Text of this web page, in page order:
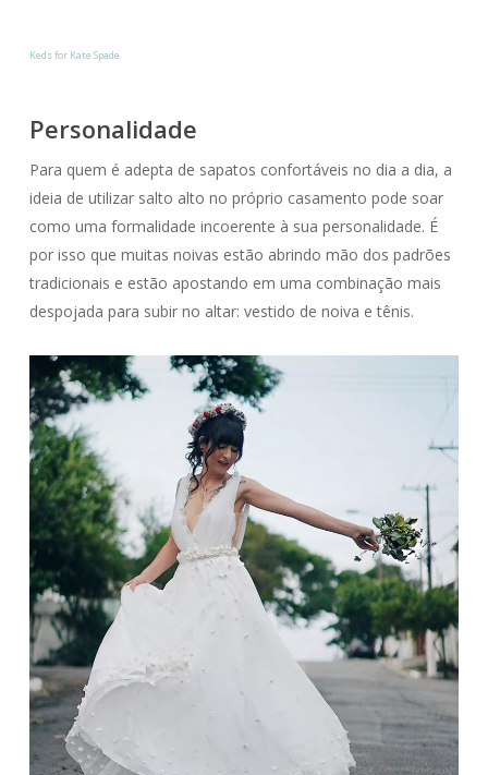
Keds for Kate Spade
Personalidade
Para quem é adepta de sapatos confortáveis no dia a dia, a
ideia de utilizar salto alto no próprio casamento pode soar
como uma formalidade incoerente à sua personalidade. É
por isso que muitas noivas estão abrindo mão dos padrões
tradicionais e estão apostando em uma combinação mais
despojada para subir no altar: vestido de noiva e tênis.